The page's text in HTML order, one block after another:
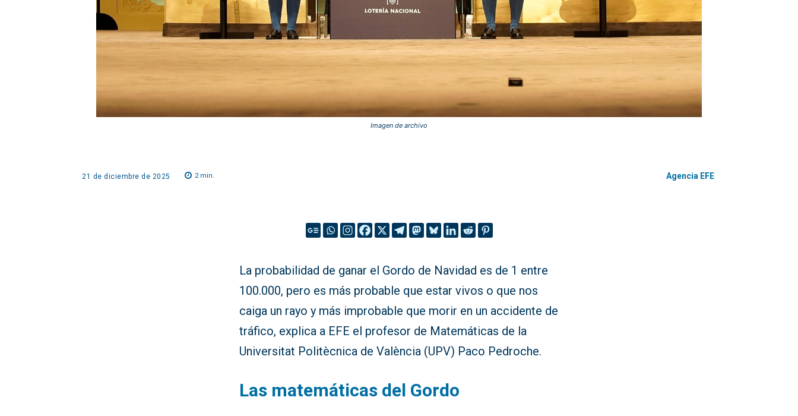
Imagen de archivo
21 de diciembre de 2025 2min. Agencia EFE
La probabilidad de ganar el Gordo de Navidad es de 1 entre
100.000, pero es más probable que estar vivos o que nos
caiga un rayo y más improbable que morir en un accidente de
tráfico, explica a EFE el profesor de Matemáticas de la
Universitat Politècnica de València (UPV) Paco Pedroche.
Las matemáticas del Gordo